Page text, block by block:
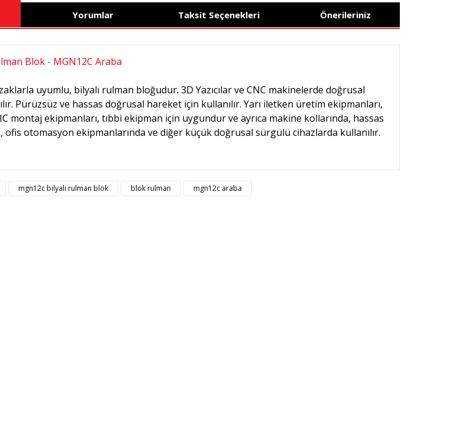
Yorumlar Taksit Seçenekleri Önerileriniz
Blok - MGN12C Araba
uyumlu, bilyalı rulman bloğudur. 3D Yazıcılar ve CNC makinelerde doğrusal
Pürüzsüz ve hassas doğrusal hareket için kullanılır. Yarı iletken üretim ekipmanları,
IC montaj ekipmanları, tıbbi ekipman için uygundur ve ayrıca makine kollarında, hassas
ofis otomasyon ekipmanlarında ve diğer küçük doğrusal sürgülü cihazlarda kullanılır.
resim, ürün açıklamalarında ve diğer konularda yetersiz gördüğünüz noktaları öneri formunu kullanarak
mgn12c bilyalı rulman blok blok rulman mgn12c araba